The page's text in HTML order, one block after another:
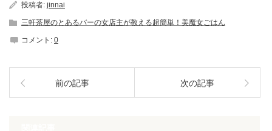
投稿者: jinnai
三軒茶屋のとあるバーの女店主が教える超簡単！美魔女ごはん
コメント: 0
前の記事 次の記事